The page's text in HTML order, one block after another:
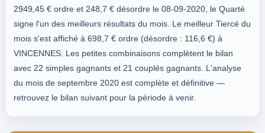
2949,45 € ordre et 248,7 € désordre le 08-09-2020, le Quarté
signe l'un des meilleurs résultats du mois. Le meilleur Tiercé du
mois s'est affiché à 698,7 € ordre (désordre : 116,6 €) à
VINCENNES. Les petites combinaisons complètent le bilan
avec 22 simples gagnants et 21 couplés gagnants. L'analyse
du mois de septembre 2020 est complète et définitive —
retrouvez le bilan suivant pour la période à venir.